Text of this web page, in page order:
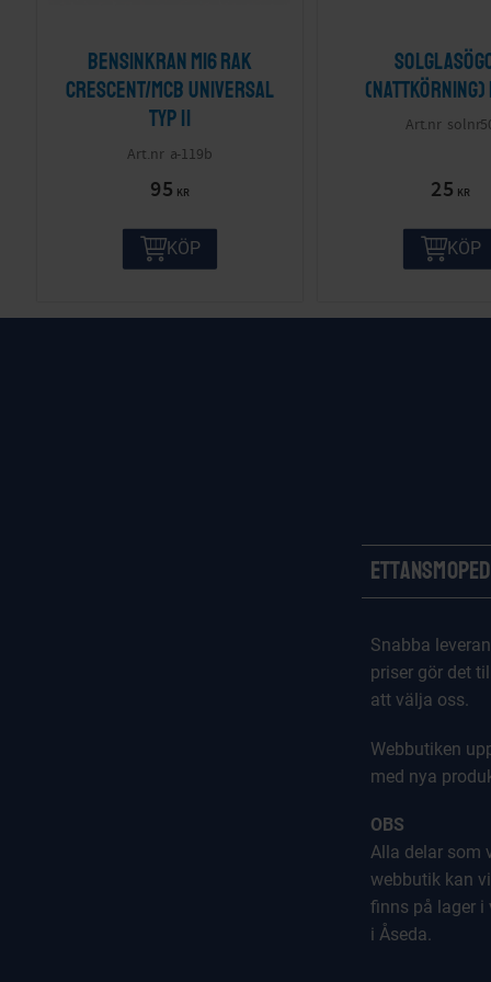
Bensinkran M16 Rak
Crescent/MCB Universal
Typ II
a-119b
95 KR
KÖP
(nattkörning)
25 KR
KÖP
Snabba
priser gör det
att välja oss.
Webbutiken
med nya
OBS
Alla delar som
webbutik kan
finns på lager i
i Åseda.